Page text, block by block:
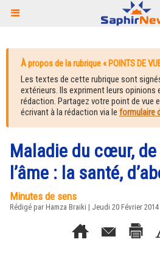
À propos de la rubrique « POINTS DE
Les textes de cette rubrique sont
extérieurs. Ils expriment leurs opinions
rédaction. Partagez votre point de vue
écrivant à la rédaction via le formulaire
Maladie du cœur, de
l’âme : la santé,
Minutes de sens
Rédigé par Hamza Braiki | Jeudi 20 Février 2014